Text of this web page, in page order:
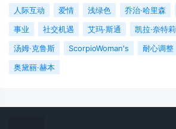
人际互动
爱情 浅绿色 乔治·哈里森
事业
社交机遇 艾玛·斯通 凯拉·奈特莉
汤姆·克鲁斯
ScorpioWoman's 耐心调整
奥黛丽·赫本